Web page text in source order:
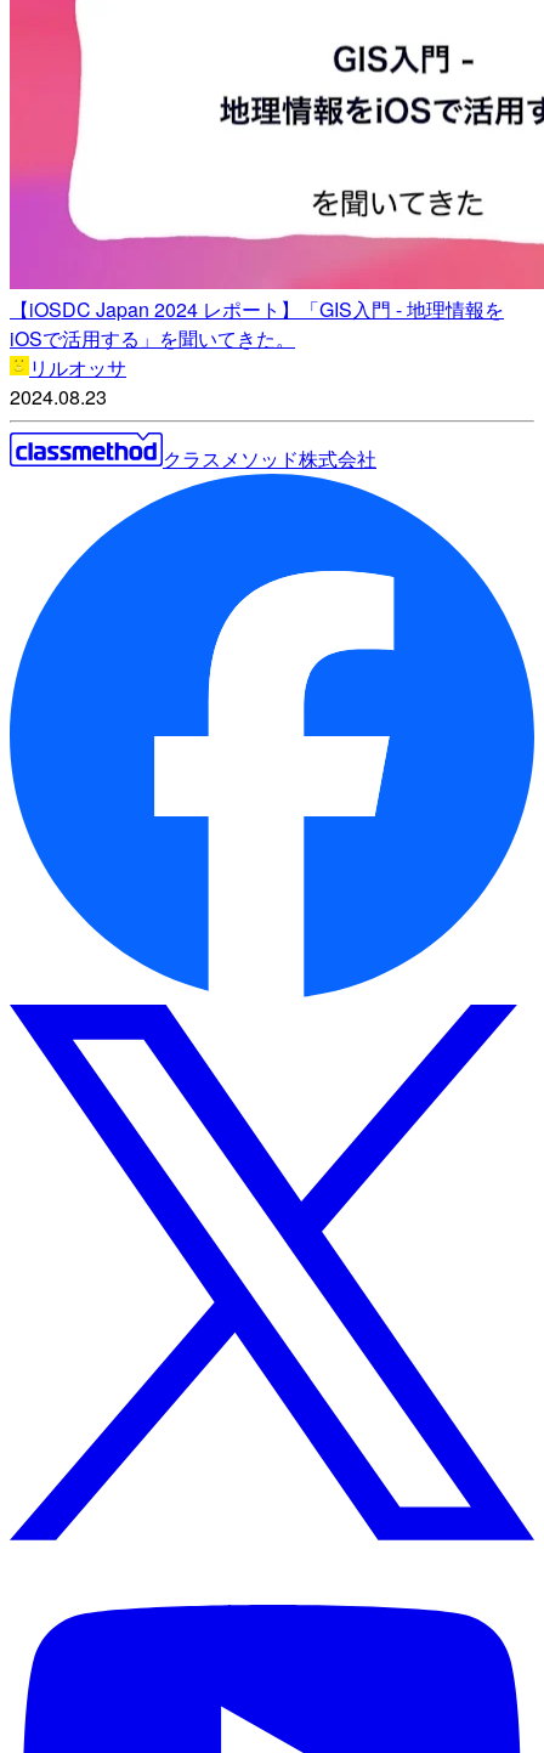
【iOSDC Japan 2024 レポート】「GIS入門 - 地理情報を
iOSで活用する」を聞いてきた。
リルオッサ
2024.08.23
クラスメソッド株式会社